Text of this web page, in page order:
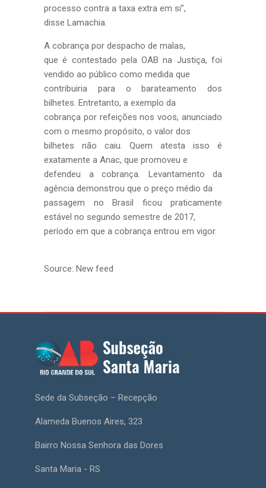
processo contra a taxa extra em si”,
disse Lamachia.
A cobrança por despacho de malas,
que é contestado pela OAB na Justiça, foi
vendido ao público como medida que
contribuiria para o barateamento dos
bilhetes. Entretanto, a exemplo da
cobrança por refeições nos voos, anunciado
com o mesmo propósito, o valor dos
bilhetes não caiu. Quem atesta isso é
exatamente a Anac, que promoveu e
defendeu a cobrança. Levantamento da
agência demonstrou que o preço médio da
passagem no Brasil ficou praticamente
estável no segundo semestre de 2017,
período em que a cobrança entrou em vigor.
Source: New feed
Sede da Subseção – Recepção
Alameda Buenos Aires, 323
Bairro Nossa Senhora das Dores
Santa Maria - RS